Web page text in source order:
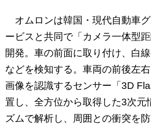
オムロンは韓国・現代自動車
ービスと共同で「カメラ一体型
開発。車の前面に取り付け、白
などを検知する。車両の前後左
画像を認識するセンサー「3D
置し、全方位から取得した3次元
ズムで解析し、周囲との衝突を防